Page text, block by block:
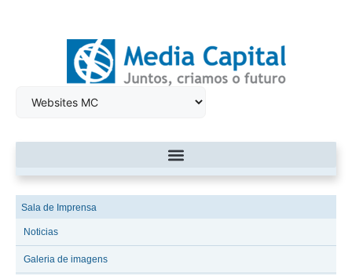
Sala de Imprensa
Noticias
Galeria de imagens